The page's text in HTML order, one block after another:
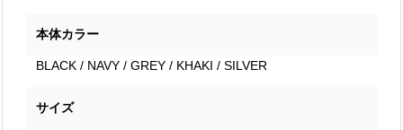
本体カラー
BLACK / NAVY / GREY / KHAKI / SILVER
サイズ